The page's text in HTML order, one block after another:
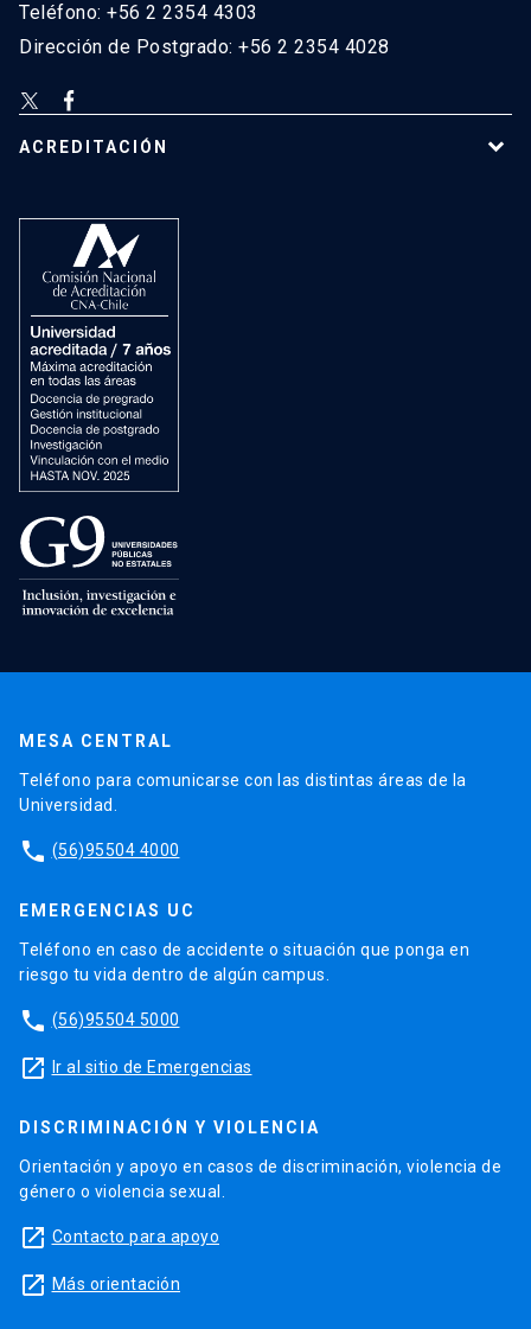
Teléfono: +56 2 2354 4303
Dirección de Postgrado: +56 2 2354 4028
ACREDITACIÓN
MESA CENTRAL
Teléfono para comunicarse con las distintas áreas de la
Universidad.
phone (56)95504 4000
EMERGENCIAS UC
Teléfono en caso de accidente o situación que ponga en
riesgo tu vida dentro de algún campus.
phone (56)95504 5000
launch Ir al sitio de Emergencias
DISCRIMINACIÓN Y VIOLENCIA
Orientación y apoyo en casos de discriminación, violencia de
género o violencia sexual.
launch Contacto para apoyo
launch Más orientación